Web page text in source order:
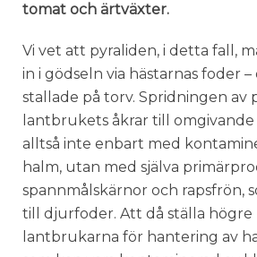
tomat och ärtväxter.
Vi vet att pyraliden, i detta fall,
in i gödseln via hästarnas foder –
stallade på torv. Spridningen av
lantbrukets åkrar till omgivande
alltså inte enbart med
halm, utan med själva
spannmålskärnor och rapsfrön,
till djurfoder. Att då ställa högre
lantbrukarna för hantering av